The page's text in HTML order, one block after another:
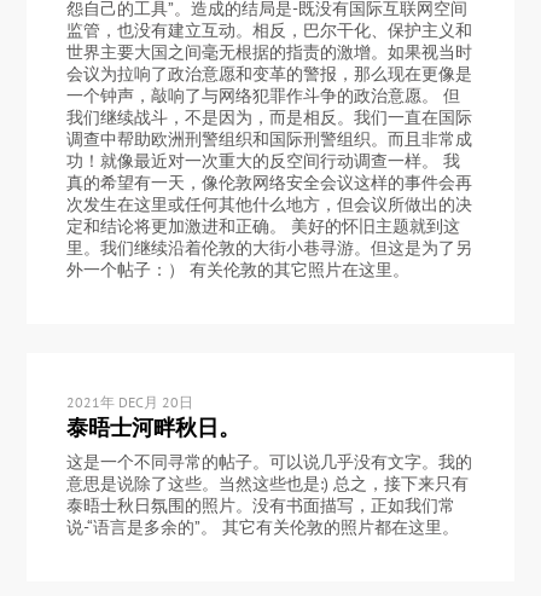
怨自己的工具”。造成的结局是-既没有国际互联网空间
监管，也没有建立互动。相反，巴尔干化、保护主义和
世界主要大国之间毫无根据的指责的激增。如果视当时
会议为拉响了政治意愿和变革的警报，那么现在更像是
一个钟声，敲响了与网络犯罪作斗争的政治意愿。 但
我们继续战斗，不是因为，而是相反。我们一直在国际
调查中帮助欧洲刑警组织和国际刑警组织。而且非常成
功！就像最近对一次重大的反空间行动调查一样。 我
真的希望有一天，像伦敦网络安全会议这样的事件会再
次发生在这里或任何其他什么地方，但会议所做出的决
定和结论将更加激进和正确。 美好的怀旧主题就到这
里。我们继续沿着伦敦的大街小巷寻游。但这是为了另
外一个帖子：） 有关伦敦的其它照片在这里。
2021年 DEC月 20日
泰晤士河畔秋日。
这是一个不同寻常的帖子。可以说几乎没有文字。我的
意思是说除了这些。当然这些也是:) 总之，接下来只有
泰晤士秋日氛围的照片。没有书面描写，正如我们常
说-“语言是多余的”。 其它有关伦敦的照片都在这里。